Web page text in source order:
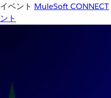
イベント MuleSoft CONNECT
ント